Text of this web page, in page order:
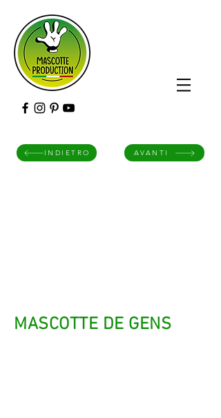
INDIETRO AVANTI
MASCOTTE DE GENS